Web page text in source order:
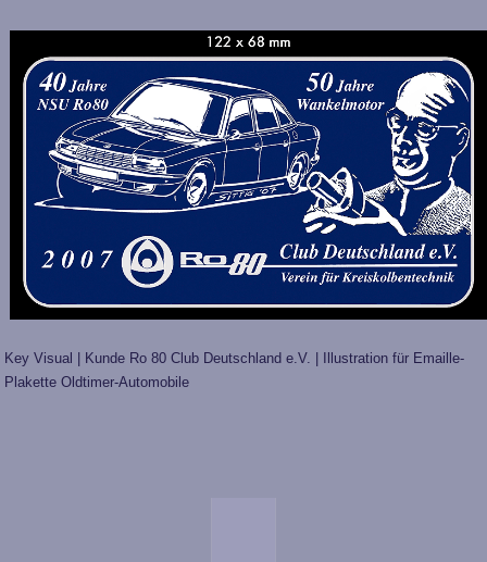
Key Visual | Kunde Ro 80 Club Deutschland e.V. | Illustration für Emaille-
Plakette Oldtimer-Automobile